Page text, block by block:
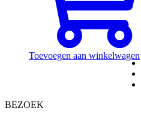
Toevoegen aan winkelwagen
BEZOEK